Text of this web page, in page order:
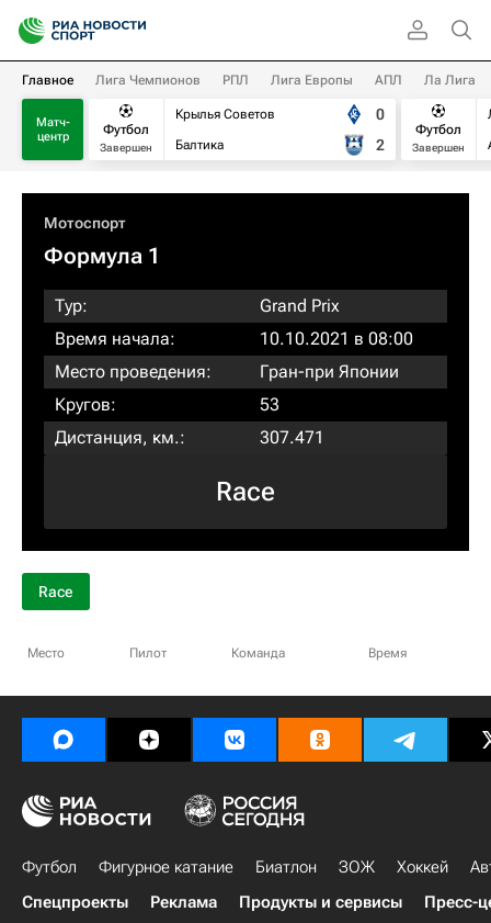
Главное Лига Чемпионов РПЛ Лига Европы АПЛ Ла Лига
Матч-
центр
Футбол
Завершен
Крылья Советов
Балтика
0
2
Футбол
Завершен
Мотоспорт
Формула 1
Тур:
Grand Prix
Время начала:
10.10.2021 в 08:00
Место проведения:
Гран-при Японии
Кругов:
53
Дистанция, км.:
307.471
Race
Race
Место Пилот Команда Время
Футбол Фигурное катание Биатлон ЗОЖ Хоккей
Спецпроекты
Реклама Продукты и сервисы Пресс-